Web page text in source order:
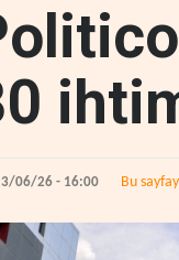
06/26 - 16:00 Bu